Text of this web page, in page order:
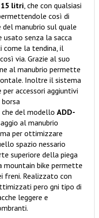
15 litri, che con qualsiasi
così di
manubrio sul quale
usato senza la sacca
come la tendina, il
via. Grazie al suo
al manubrio permette
Inoltre il sistema
accessori aggiuntivi
del modello ADD-
al manubrio
per ottimizzare
spazio nessario
superiore della piega
mountain bike permette
freni. Realizzato con
pero gni tipo di
leggere e